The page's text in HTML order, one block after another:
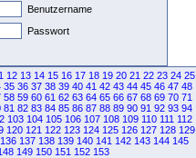
Benutzername
Passwort
12 13 14 15 16 17 18 19 20 21 22 23 24 25
35 36 37 38 39 40 41 42 43 44 45 46 47 48
58 59 60 61 62 63 64 65 66 67 68 69 70 71
81 82 83 84 85 86 87 88 89 90 91 92 93 94
103 104 105 106 107 108 109 110 111 112
120 121 122 123 124 125 126 127 128 129
136 137 138 139 140 141 142 143 144 145
149 150 151 152 153